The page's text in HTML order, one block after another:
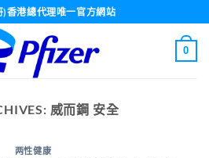
)香港總代理唯一官方網站
0
威而鋼 安全
两性健康